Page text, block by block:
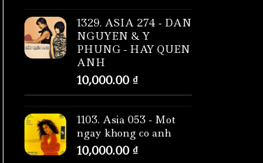
1329. ASIA 274 - DAN
NGUYEN & Y
PHUNG - HAY QUEN
ANH
10,000.00 ₫
1103. Asia 053 - Mot
ngay khong co anh
10,000.00 ₫